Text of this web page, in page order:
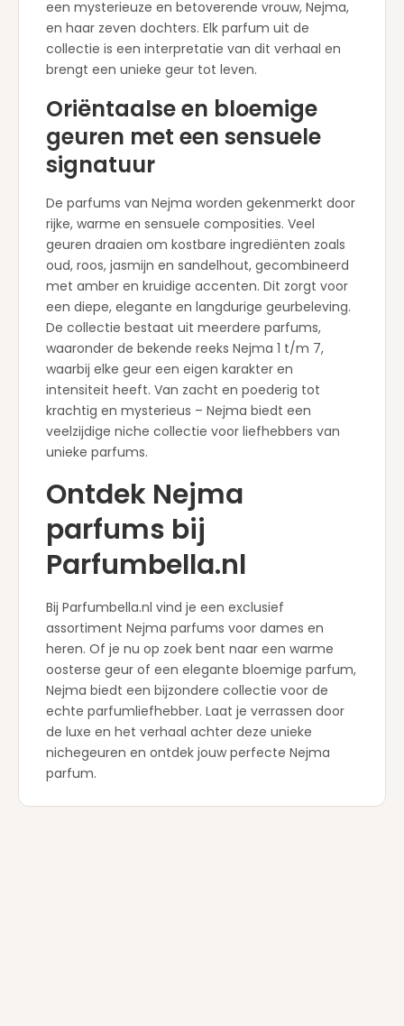
een mysterieuze en betoverende vrouw, Nejma,
en haar zeven dochters. Elk parfum uit de
collectie is een interpretatie van dit verhaal en
brengt een unieke geur tot leven.
Oriëntaalse en bloemige
geuren met een sensuele
signatuur
De parfums van Nejma worden gekenmerkt door
rijke, warme en sensuele composities. Veel
geuren draaien om kostbare ingrediënten zoals
oud, roos, jasmijn en sandelhout, gecombineerd
met amber en kruidige accenten. Dit zorgt voor
een diepe, elegante en langdurige geurbeleving.
De collectie bestaat uit meerdere parfums,
waaronder de bekende reeks Nejma 1 t/m 7,
waarbij elke geur een eigen karakter en
intensiteit heeft. Van zacht en poederig tot
krachtig en mysterieus – Nejma biedt een
veelzijdige niche collectie voor liefhebbers van
unieke parfums.
Ontdek Nejma
parfums bij
Parfumbella.nl
Bij Parfumbella.nl vind je een exclusief
assortiment Nejma parfums voor dames en
heren. Of je nu op zoek bent naar een warme
oosterse geur of een elegante bloemige parfum,
Nejma biedt een bijzondere collectie voor de
echte parfumliefhebber. Laat je verrassen door
de luxe en het verhaal achter deze unieke
nichegeuren en ontdek jouw perfecte Nejma
parfum.